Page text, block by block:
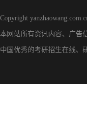
Copyright
本网站所有资讯内容、广告
中国优秀的考研招生在线、